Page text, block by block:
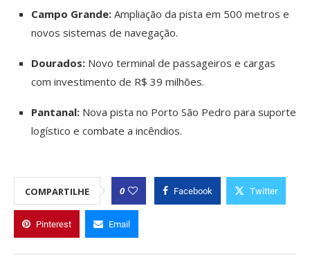
Campo Grande: Ampliação da pista em 500 metros e
novos sistemas de navegação.
Dourados: Novo terminal de passageiros e cargas
com investimento de R$ 39 milhões.
Pantanal: Nova pista no Porto São Pedro para suporte
logístico e combate a incêndios.
COMPARTILHE 0 Facebook Twitter
Pinterest Email